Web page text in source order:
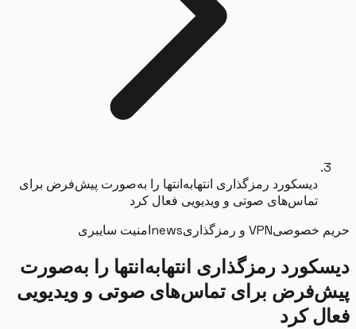
دیسکورد رمزگذاری انتها‌به‌انتها را به‌صورت پیش‌فرض برای
تماس‌های صوتی و ویدیویی فعال کرد
خصوصیVPN و رمزگذاری newsامنیت سایبری
رمزگذاری انتها‌به‌انتها را به‌صورت
برای تماس‌های صوتی و ویدیویی
کرد